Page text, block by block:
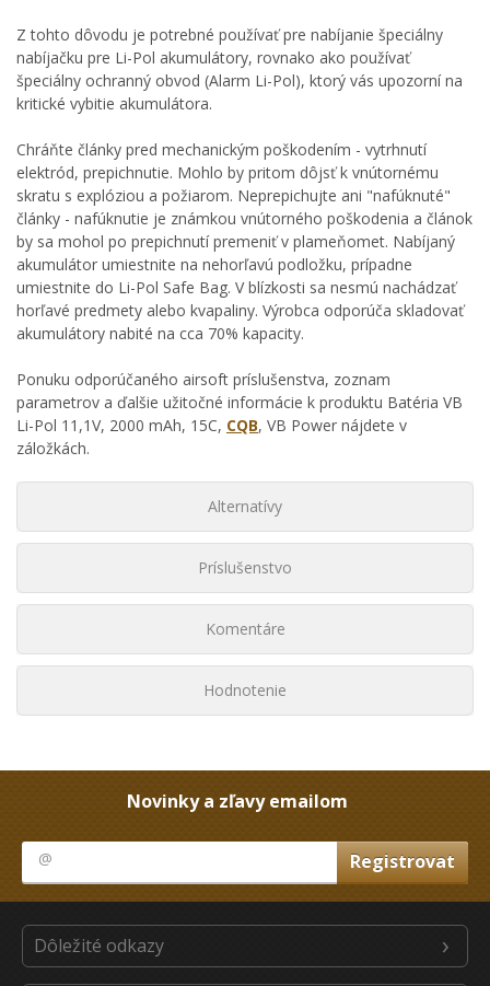
Z tohto dôvodu je potrebné používať pre nabíjanie špeciálny
nabíjačku pre Li-Pol akumulátory, rovnako ako používať
špeciálny ochranný obvod (Alarm Li-Pol), ktorý vás upozorní na
kritické vybitie akumulátora.
Chráňte články pred mechanickým poškodením - vytrhnutí
elektród, prepichnutie. Mohlo by pritom dôjsť k vnútornému
skratu s explóziou a požiarom. Neprepichujte ani "nafúknuté"
články - nafúknutie je známkou vnútorného poškodenia a článok
by sa mohol po prepichnutí premeniť v plameňomet. Nabíjaný
akumulátor umiestnite na nehorľavú podložku, prípadne
umiestnite do Li-Pol Safe Bag. V blízkosti sa nesmú nachádzať
horľavé predmety alebo kvapaliny. Výrobca odporúča skladovať
akumulátory nabité na cca 70% kapacity.
Ponuku odporúčaného airsoft príslušenstva, zoznam
parametrov a ďalšie užitočné informácie k produktu Batéria VB
Li-Pol 11,1V, 2000 mAh, 15C, CQB, VB Power nájdete v
záložkách.
Alternatívy
Príslušenstvo
Komentáre
Hodnotenie
Novinky a zľavy emailom
Dôležité odkazy